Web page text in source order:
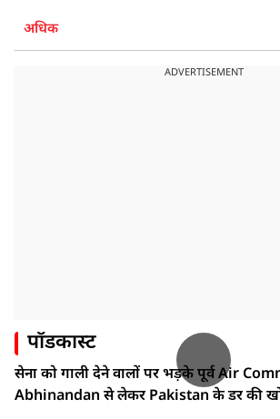
अधिक
ADVERTISEMENT
पॉडकास्ट
सेना को गाली देने वालों पर भड़के पूर्व Air
Abhinandan से लेकर Pakistan के डर की